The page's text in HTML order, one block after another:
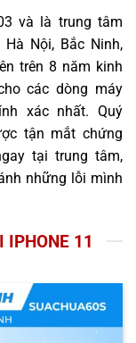
và là trung tâm
Nội, Bắc Ninh,
trên 8 năm kinh
các dòng máy
xác nhất. Quý
tận mắt chứng
tại trung tâm,
những lỗi mình
IPHONE 11